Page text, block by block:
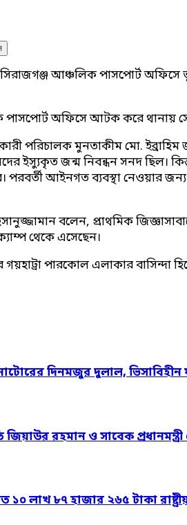
সিরাজগঞ্জ আঞ্চলিক পাসপোর্ট
পাসপোর্ট অফিসে আটক করে
পরিচালক মুনতাকীম মো.
ইস্যুকৃত জন্ম নিবন্ধন সনদ ছিল।
আইনগত ব্যবস্থা নেওয়ার জন্য
বলেন, প্রাথমিক
থেকে এসেছেন।
গয়হাট্রা পারকোল এলাকার
দিনমজুর দুলাল, ভিসাবিহীন
জিয়াউর রহমান ও সাবেক
১০ লাখ ৮৭ হাজার ২৬৫ টাকা